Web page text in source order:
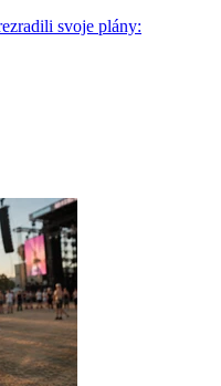
svoje plány: